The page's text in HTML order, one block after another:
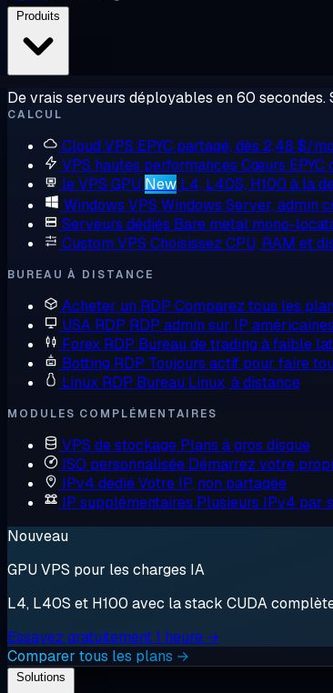
De vrais serveurs déployables en 60
CALCUL
Cloud VPS EPYC partagé, dès 2,48 $/
VPS hautes performances Cœurs EPYC
le VPS GPU New L4, L40S, H100 à la
Windows VPS Windows Server, admin
Serveurs dédiés Bare metal mono-
Custom VPS Choisissez CPU, RAM et
BUREAU À DISTANCE
Acheter un RDP Comparez tous les
USA RDP RDP admin sur IP américaines
Forex RDP Bureau de trading à faible
Botting RDP Toujours actif pour faire
Linux RDP Bureau Linux, à distance
MODULES COMPLÉMENTAIRES
VPS de stockage Plans à gros disque
ISO personnalisée Démarrez votre
IPv4 dédiéVotre IP, non partagée
IP supplémentaires Plusieurs IPv4 par
Nouveau
GPU VPS pour les charges IA
L4, L40S et H100 avec la stack CUDA
Essayez gratuitement 1 heure →
Comparer tous les plans →